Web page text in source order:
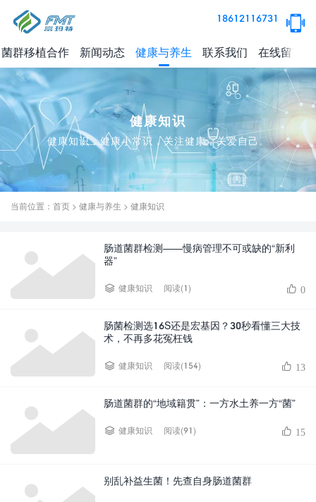
18612116731
菌群移植合作 新闻动态 健康与养生 联系我们 在线留言
健康知识
健康知识，健康小常识，关注健康，关爱自己。
当前位置： 首页 > 健康与养生 > 健康知识
肠道菌群检测——慢病管理不可或缺的“新利
器”
健康知识 阅读(1) 0
肠菌检测选16S还是宏基因？30秒看懂三大技
术，不再多花冤枉钱
健康知识 阅读(154) 13
肠道菌群的“地域籍贯”：一方水土养一方“菌”
健康知识 阅读(91) 15
别乱补益生菌！先查自身肠道菌群